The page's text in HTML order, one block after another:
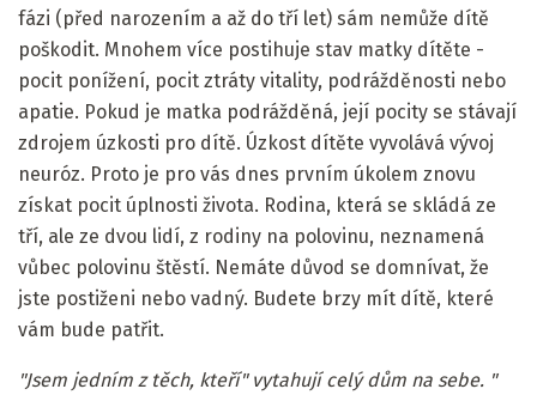
fázi (před narozením a až do tří let) sám nemůže dítě
poškodit. Mnohem více postihuje stav matky dítěte -
pocit ponížení, pocit ztráty vitality, podrážděnosti nebo
apatie. Pokud je matka podrážděná, její pocity se stávají
zdrojem úzkosti pro dítě. Úzkost dítěte vyvolává vývoj
neuróz. Proto je pro vás dnes prvním úkolem znovu
získat pocit úplnosti života. Rodina, která se skládá ze
tří, ale ze dvou lidí, z rodiny na polovinu, neznamená
vůbec polovinu štěstí. Nemáte důvod se domnívat, že
jste postiženi nebo vadný. Budete brzy mít dítě, které
vám bude patřit.
"Jsem jedním z těch, kteří" vytahují celý dům na sebe. "